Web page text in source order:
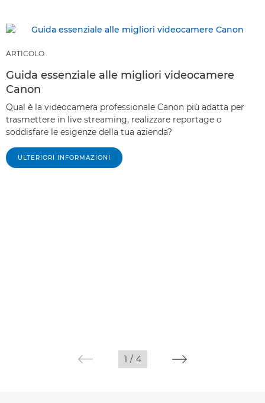
ARTICOLO
Guida essenziale alle migliori videocamere
Canon
Qual è la videocamera professionale Canon più adatta per
trasmettere in live streaming, realizzare reportage o
soddisfare le esigenze della tua azienda?
ULTERIORI INFORMAZIONI
1 / 4